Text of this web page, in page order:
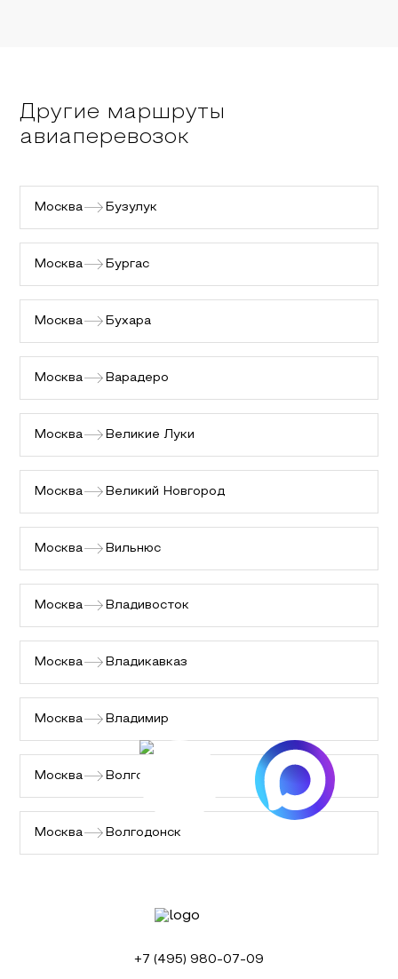
Другие маршруты
авиаперевозок
Москва Бузулук
Москва Бургас
Москва Бухара
Москва Варадеро
Москва Великие Луки
Москва Великий Новгород
Москва Вильнюс
Москва Владивосток
Москва Владикавказ
Москва Владимир
Москва Волгоград
Москва Волгодонск
+7 (495) 980-07-09